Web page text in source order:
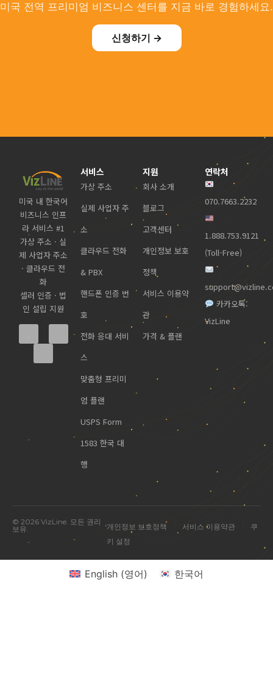
미국 전역 프리미엄 비즈니스 센터를 지금 바로 경험하세요.
신청하기 →
미국 내 한국어
비즈니스 인프
라 서비스 #1
가상 주소 · 실
제 사업자 주소
· 클라우드 전
화
셀러 인증 · 법
인 설립 지원
서비스
가상 주소
실제 사업자 주
소
클라우드 전화
& PBX
핸드폰 인증 번
호
전화 응대 서비
스
맞춤형 프리미
엄 플랜
USPS Form
1583 한국 대
행
지원
회사 소개
블로그
고객센터
개인정보 보호
정책
서비스 이용약
관
가격 & 플랜
연락처
070.7663.2232
1.888.753.9121
(Toll-Free)
카카오톡:
VizLine
© 2026 VizLine. 모든 권리
보유.
개인정보 보호정책 서비스 이용약관
쿠
키 설정
English(영어) 한국어